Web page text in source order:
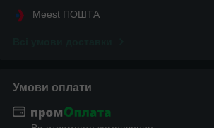
Meest ПОШТА
Умови оплати